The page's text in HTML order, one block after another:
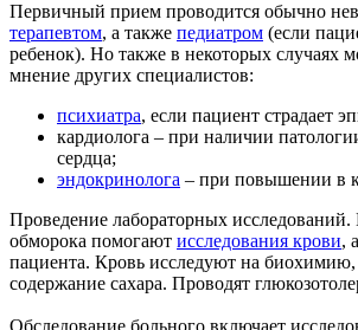
Первичный прием проводится обычно
терапевтом, а также педиатром (если
ребенок). Но также в некоторых случаях
мнение других специалистов:
психиатра, если пациент страдает
кардиолога – при наличии
сердца;
эндокринолога – при повышении в
Проведение лабораторных
обморока помогают исследования крови,
пациента. Кровь исследуют на биохимию,
содержание сахара. Проводят